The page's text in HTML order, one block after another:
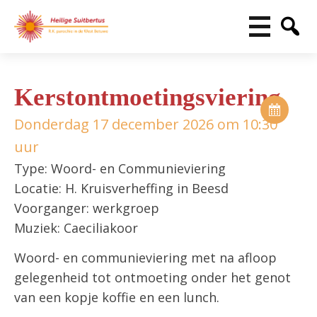
Kerstontmoetingsviering
Donderdag 17 december 2026 om 10:30
uur
Type: Woord- en Communieviering
Locatie: H. Kruisverheffing in Beesd
Voorganger: werkgroep
Muziek: Caeciliakoor
Woord- en communieviering met na afloop
gelegenheid tot ontmoeting onder het genot
van een kopje koffie en een lunch.